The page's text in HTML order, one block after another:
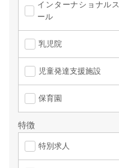
インターナショナル
ール
乳児院
児童発達支援施設
保育園
特徴
特別求人